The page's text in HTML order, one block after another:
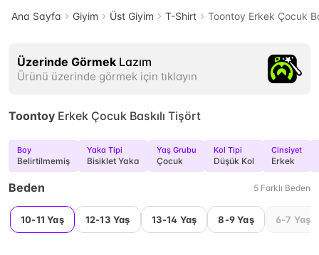
Ana Sayfa Giyim Üst Giyim T-Shirt Toontoy Erkek Çocuk
Üzerinde Görmek Lazım
Ürünü üzerinde görmek için tıklayın
Toontoy Erkek Çocuk Baskılı Tişört
Boy
Belirtilmemiş
Yaka Tipi
Bisiklet Yaka
Yaş Grubu
Çocuk
Kol Tipi
Düşük Kol
Cinsiyet
Erkek
Beden 5 Farklı Beden
10-11 Yaş 12-13 Yaş 13-14 Yaş 8-9 Yaş 6-7 Yaş